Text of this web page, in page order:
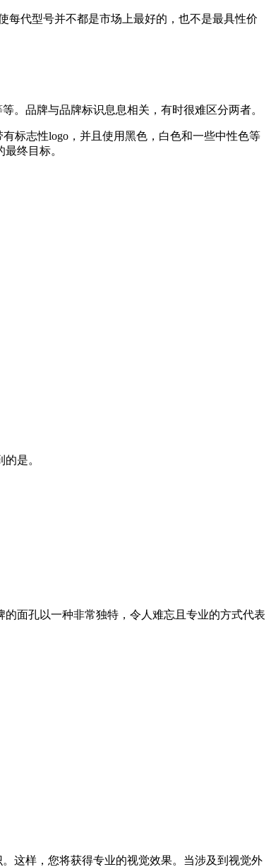
每代型号并不都是市场上最好的，也不是最具性价
。品牌与品牌标识息息相关，有时很难区分两者。
标志性logo，并且使用黑色，白色和一些中性色等
终目标。
是。
面孔以一种非常独特，令人难忘且专业的方式代表
这样，您将获得专业的视觉效果。当涉及到视觉外